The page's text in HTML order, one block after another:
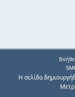
Η σελίδα